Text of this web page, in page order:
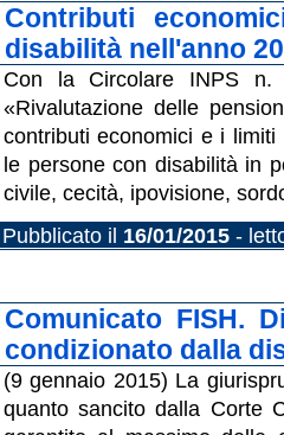
Contributi
disabilità nell'anno
Con la Circolare INPS
«Rivalutazione delle
contributi economici e i
le persone con disabilità in
civile, cecità, ipovisione,
Pubblicato il 16/01/2015-
Comunicato FISH.
condizionato dalla
(9 gennaio 2015) La
quanto sancito dalla Corte